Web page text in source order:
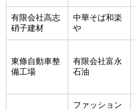
有限会社高志
硝子建材
中華そば和楽
や
東條自動車整
備工場
有限会社富永
石油
ファッション